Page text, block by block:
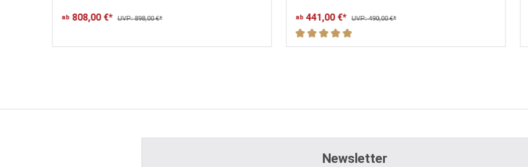
ab 808,00 €* UVP: 898,00 €* ab 441,00 €* UVP: 490,00 €*
Durchschnittliche Bewertung von 5 von 5 Sternen
Newsletter